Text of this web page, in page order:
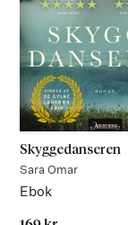
Sara Omar
Skyggedanseren
Ebok